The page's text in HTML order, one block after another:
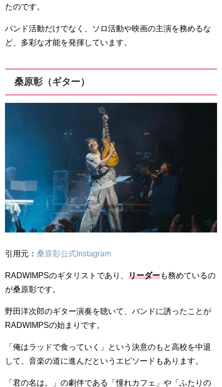
たのです。
バンド活動だけでなく、ソロ活動や映画の主演を務めるな
ど、多彩な才能を発揮しています。
桑原彰（ギター）
引用元： 桑原彰公式Instagram
RADWIMPSのギタリストであり、 リーダーも務めているの
が桑原彰です。
野田洋次郎のギター演奏を聴いて、バンドに誘ったことが
RADWIMPSの始まりです。
「俺はラッドで食っていく」という決意のもと高校を中退
して、音楽の道に進んだというエピソードもあります。
「君の名は。」の劇伴である「憧れカフェ」や「ふたりの